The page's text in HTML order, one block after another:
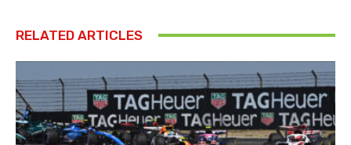
RELATED ARTICLES